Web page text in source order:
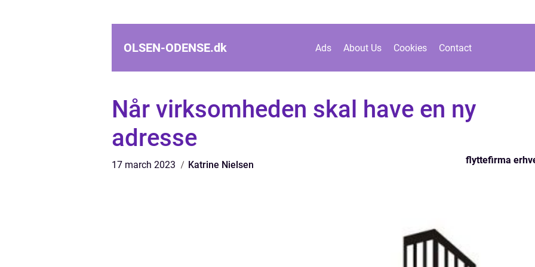
OLSEN-ODENSE.dk Ads About Us Cookies Contact
Når virksomheden skal have en ny
adresse
17 march 2023 Katrine Nielsen flyttefirma